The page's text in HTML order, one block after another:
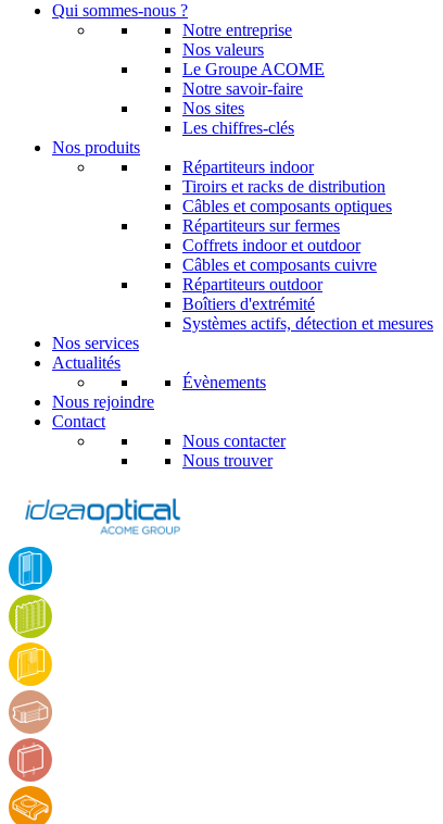
Qui sommes-nous ?
Notre entreprise
Nos valeurs
Le Groupe ACOME
Notre savoir-faire
Nos sites
Les chiffres-clés
Nos produits
Répartiteurs indoor
Tiroirs et racks de distribution
Câbles et composants optiques
Répartiteurs sur fermes
Coffrets indoor et outdoor
Câbles et composants cuivre
Répartiteurs outdoor
Boîtiers d'extrémité
Systèmes actifs, détection et mesures
Nos services
Actualités
Évènements
Nous rejoindre
Contact
Nous contacter
Nous trouver